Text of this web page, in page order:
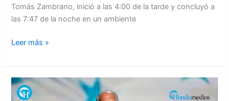
Tomás Zambrano, inició a las 4:00 de la tarde y concluyó a
las 7:47 de la noche en un ambiente
Leer más »
Asfura
anuncia